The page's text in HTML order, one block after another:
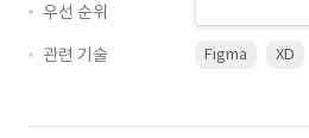
우선 순위
관련 기술
Figma XD